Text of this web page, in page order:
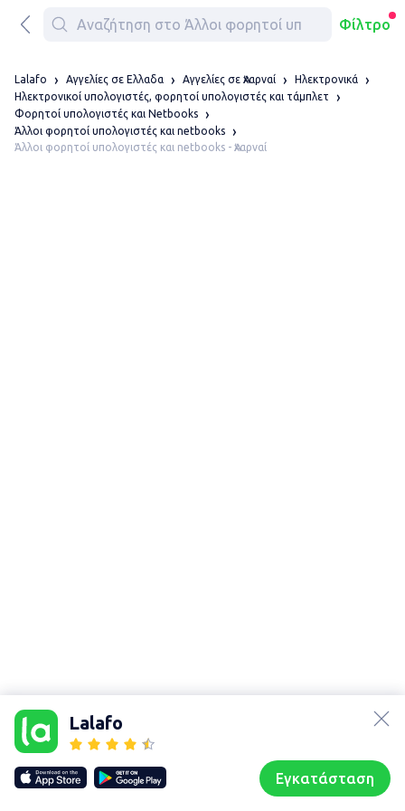
Φίλτρο
Lalafo
Εγκατάσταση
Lalafo Αγγελίες σε Ελλαδα Αγγελίες σε Ἀχαρναί
Ηλεκτρονικά
Ηλεκτρονικοί υπολογιστές, φορητοί υπολογιστές και τάμπλετ
Φορητοί υπολογιστές και Netbooks
Άλλοι φορητοί υπολογιστές και netbooks
Άλλοι φορητοί υπολογιστές και netbooks - Ἀχαρναί
Our websites
lalafo.kg
lalafo.rs
lalafo.pl
Sitemap
Χάρτης
Συζητήσεις Προφίλ